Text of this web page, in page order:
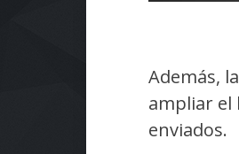
Además,
ampliar el
enviados.